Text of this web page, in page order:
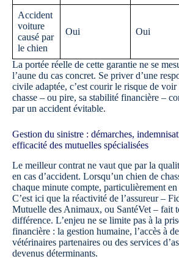
Accident
voiture
causé par
le chien
Oui Oui
La portée réelle de cette garantie ne se
l’aune du cas concret. Se priver d’une
civile adaptée, c’est courir le risque de voir
chasse – ou pire, sa stabilité financière –
par un accident évitable.
Gestion du sinistre : démarches,
efficacité des mutuelles spécialisées
Le meilleur contrat ne vaut que par la
en cas d’accident. Lorsqu’un chien de
chaque minute compte, particulièrement en
C’est ici que la réactivité de l’assureur –
Mutuelle des Animaux, ou SantéVet – fait
différence. L’enjeu ne se limite pas à la
financière : la gestion humaine, l’accès à
vétérinaires partenaires ou des services
devenus déterminants.